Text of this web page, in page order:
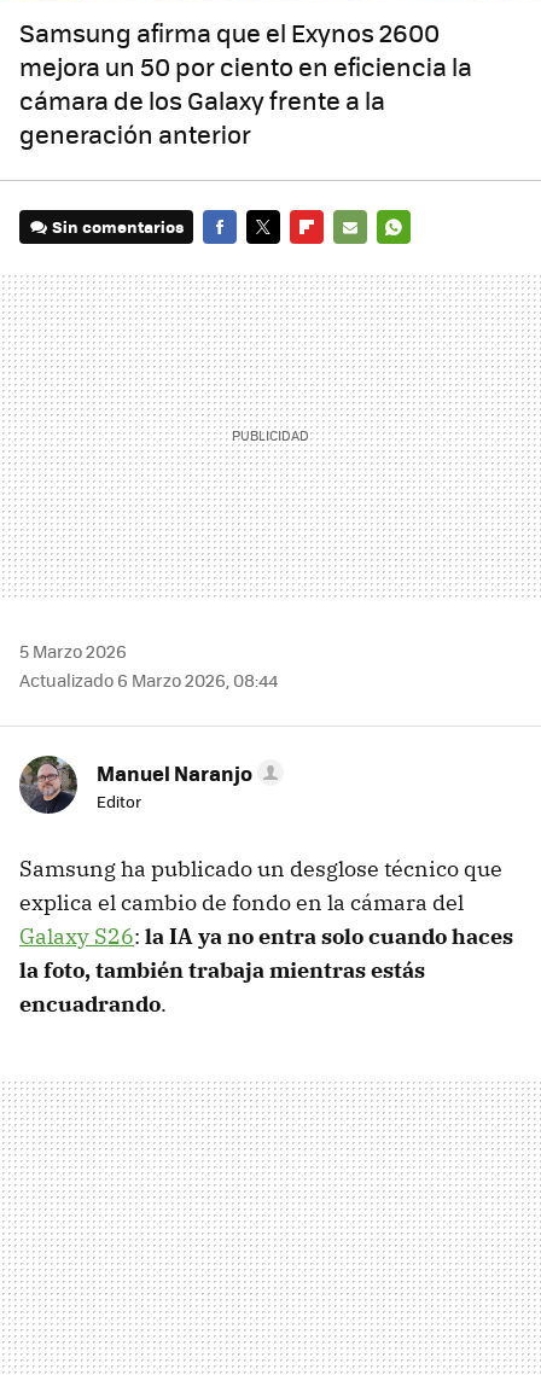
Samsung afirma que el Exynos 2600
mejora un 50 por ciento en eficiencia la
cámara de los Galaxy frente a la
generación anterior
Sin comentarios
MAIL
5 Marzo 2026
Actualizado 6 Marzo 2026, 08:44
Manuel Naranjo
Editor
Samsung ha publicado un desglose técnico que
explica el cambio de fondo en la cámara del
Galaxy S26: la IA ya no entra solo cuando haces
la foto, también trabaja mientras estás
encuadrando.